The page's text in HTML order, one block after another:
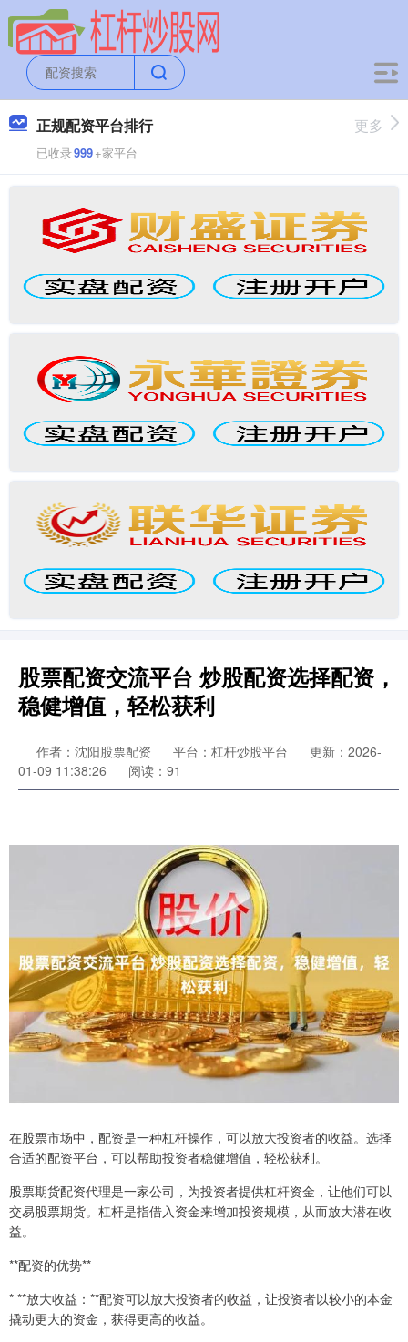
正规配资平台排行
已收录999+家平台
更多
股票配资交流平台 炒股配资选择配资，
稳健增值，轻松获利
作者：沈阳股票配资 平台：杠杆炒股平台
更新：2026-
01-09 11:38:26
阅读：91
在股票市场中，配资是一种杠杆操作，可以放大投资者的收益。选择
合适的配资平台，可以帮助投资者稳健增值，轻松获利。
股票期货配资代理是一家公司，为投资者提供杠杆资金，让他们可以
交易股票期货。杠杆是指借入资金来增加投资规模，从而放大潜在收
益。
**配资的优势**
* **放大收益：**配资可以放大投资者的收益，让投资者以较小的本金
撬动更大的资金，获得更高的收益。